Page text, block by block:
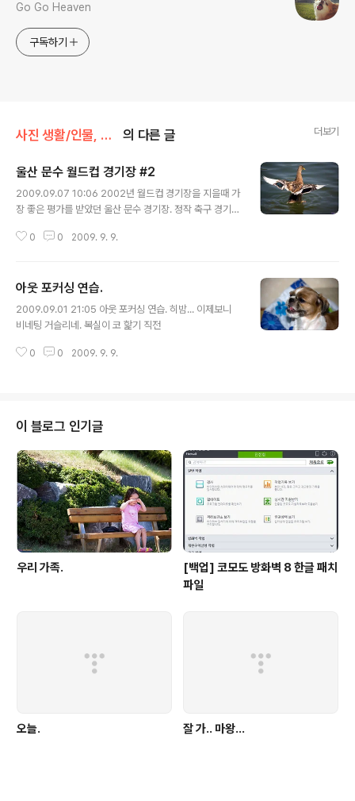
Go Go Heaven
구독하기
사진 생활/인물, 동물 의 다른 글 더보기
울산 문수 월드컵 경기장 #2
2009.09.07 10:06 2002년 월드컵 경기장을 지을때 가
장 좋은 평가를 받았던 울산 문수 경기장. 정작 축구 경기장
기 시작한다! (사진에 대해 할말이 그렇게 없니..) 이거 오리
라능..
0 0 2009. 9. 9.
아웃 포커싱 연습.
2009.09.01 21:05 아웃 포커싱 연습. 히밤... 이제보니
비네팅 거슬리네. 복실이 코 핥기 직전
0 0 2009. 9. 9.
이 블로그 인기글
우리 가족.
[백업] 코모도 방화벽 8 한글 패치
파일
오늘. 잘 가.. 마왕...